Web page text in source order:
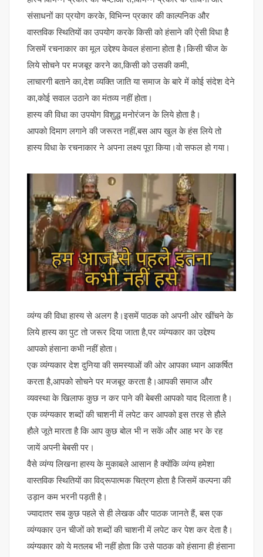
संसाधनों का प्रयोग करके, विभिन्न प्रकार की काल्पनिक और
वास्तविक स्थितियों का उपयोग करके किसी को हंसाने की ऐसी विधा है
जिसमें रचनाकार का मूल उद्देश्य केवल हंसाना होता है।किसी चीज के
लिये सोचने पर मजबूर करने का,किसी को उसकी कमी,
लाचारगी बताने का,देश व्यक्ति जाति या समाज के बारे में कोई संदेश देने
का,कोई सवाल उठाने का मंतव्य नहीं होता।
हास्य की विधा का उपयोग विशुद्ध मनोरंजन के लिये होता है।
आपको दिमाग लगाने की जरूरत नहीं,बस आप खुल के हंस लिये तो
हास्य विधा के रचनाकार ने अपना लक्ष्य पूरा किया।वो सफल हो गया।
व्यंग्य की विधा हास्य से अलग है।इसमें पाठक को अपनी ओर खींचने के
लिये हास्य का पुट तो जरूर दिया जाता है,पर व्यंग्यकार का उद्देश्य
आपको हंसाना कभी नहीं होता।
एक व्यंग्यकार देश दुनिया की समस्याओं की ओर आपका ध्यान आकर्षित
करता है,आपको सोचने पर मजबूर करता है।आपकी समाज और
व्यवस्था के खिलाफ कुछ न कर पाने की बेबसी आपको याद दिलाता है।
एक व्यंग्यकार शब्दों की चाशनी में लपेट कर आपको इस तरह से हौले
हौले जूते मारता है कि आप कुछ बोल भी न सकें और आह भर के रह
जायें अपनी बेबसी पर।
वैसे व्यंग्य लिखना हास्य के मुकाबले आसान है क्योंकि व्यंग्य हमेशा
वास्तविक स्थितियों का विद्रूपात्मक चित्रण होता है जिसमें कल्पना की
उड़ान कम भरनी पड़ती है।
ज्यादातर सब कुछ पहले से ही लेखक और पाठक जानते हैं, बस एक
व्यंग्यकार उन चीजों को शब्दों की चाशनी में लपेट कर पेश कर देता है।
व्यंग्यकार को ये मतलब भी नहीं होता कि उसे पाठक को हंसाना ही हंसाना